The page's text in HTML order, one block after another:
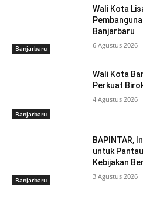
Banjarbaru
Wali Kota
Banjarbaru
6 Agustus 2026
Banjarbaru
Wali Kota
Perkuat
4 Agustus 2026
Banjarbaru
BAPINTAR,
untuk
Kebijakan
3 Agustus 2026